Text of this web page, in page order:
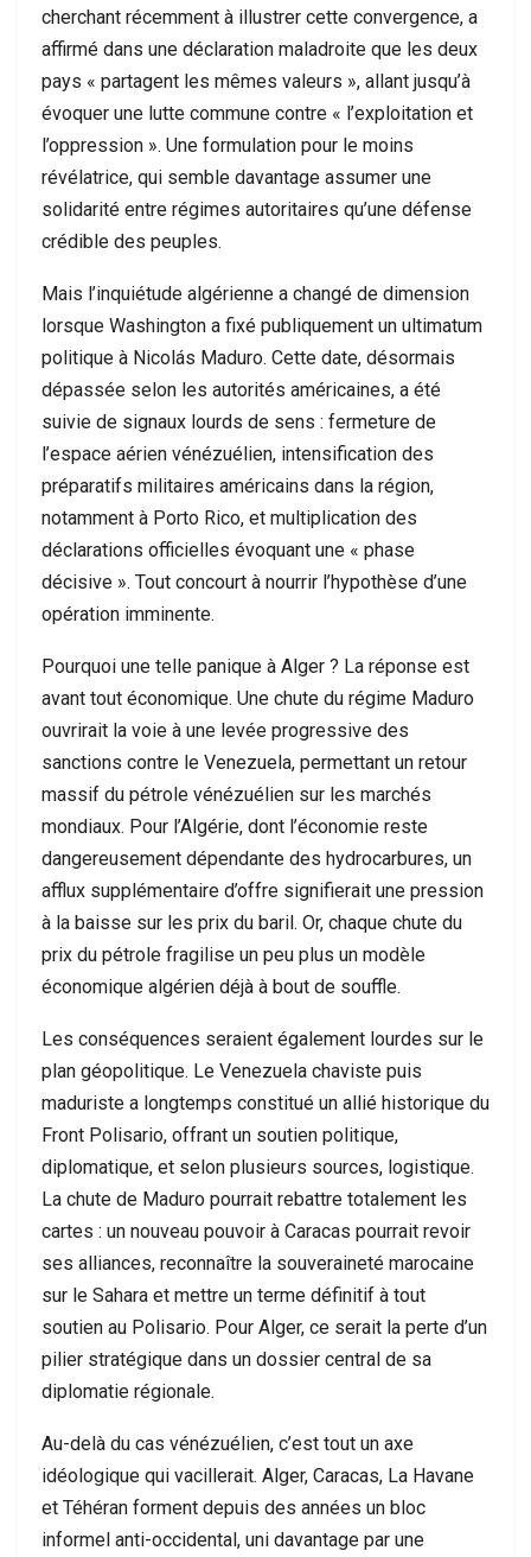
cherchant récemment à illustrer cette convergence, a
affirmé dans une déclaration maladroite que les deux
pays « partagent les mêmes valeurs », allant jusqu’à
évoquer une lutte commune contre « l’exploitation et
l’oppression ». Une formulation pour le moins
révélatrice, qui semble davantage assumer une
solidarité entre régimes autoritaires qu’une défense
crédible des peuples.
Mais l’inquiétude algérienne a changé de dimension
lorsque Washington a fixé publiquement un ultimatum
politique à Nicolás Maduro. Cette date, désormais
dépassée selon les autorités américaines, a été
suivie de signaux lourds de sens : fermeture de
l’espace aérien vénézuélien, intensification des
préparatifs militaires américains dans la région,
notamment à Porto Rico, et multiplication des
déclarations officielles évoquant une « phase
décisive ». Tout concourt à nourrir l’hypothèse d’une
opération imminente.
Pourquoi une telle panique à Alger ? La réponse est
avant tout économique. Une chute du régime Maduro
ouvrirait la voie à une levée progressive des
sanctions contre le Venezuela, permettant un retour
massif du pétrole vénézuélien sur les marchés
mondiaux. Pour l’Algérie, dont l’économie reste
dangereusement dépendante des hydrocarbures, un
afflux supplémentaire d’offre signifierait une pression
à la baisse sur les prix du baril. Or, chaque chute du
prix du pétrole fragilise un peu plus un modèle
économique algérien déjà à bout de souffle.
Les conséquences seraient également lourdes sur le
plan géopolitique. Le Venezuela chaviste puis
maduriste a longtemps constitué un allié historique du
Front Polisario, offrant un soutien politique,
diplomatique, et selon plusieurs sources, logistique.
La chute de Maduro pourrait rebattre totalement les
cartes : un nouveau pouvoir à Caracas pourrait revoir
ses alliances, reconnaître la souveraineté marocaine
sur le Sahara et mettre un terme définitif à tout
soutien au Polisario. Pour Alger, ce serait la perte d’un
pilier stratégique dans un dossier central de sa
diplomatie régionale.
Au-delà du cas vénézuélien, c’est tout un axe
idéologique qui vacillerait. Alger, Caracas, La Havane
et Téhéran forment depuis des années un bloc
informel anti-occidental, uni davantage par une